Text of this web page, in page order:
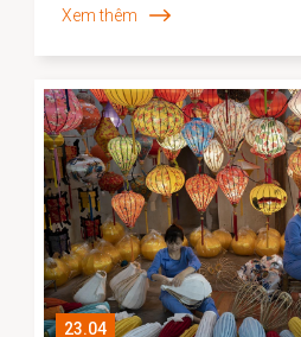
châu Á. Việc Hội An vươn lên vị
phản ánh sức hút đặc biệt của
còn cho thấy hiệu quả của định
với phát huy giá trị văn hóa
vững.
Xem thêm
23.04